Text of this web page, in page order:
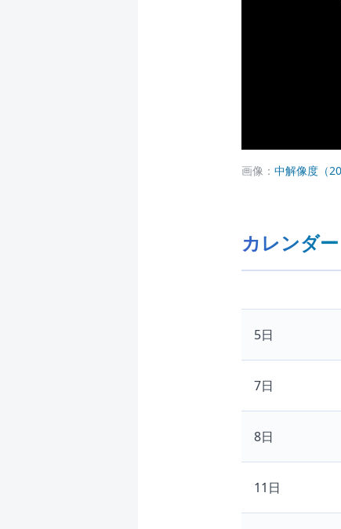
画像： 中解像度（
カレンダー
5日
7日
8日
11日